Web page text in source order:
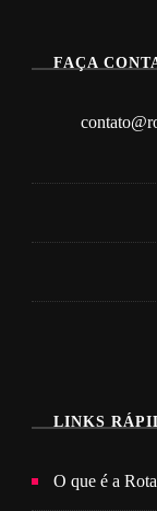
FAÇA
LINKS
O que é a